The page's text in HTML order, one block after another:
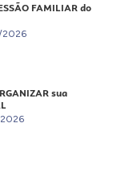
FAMILIAR do
sua